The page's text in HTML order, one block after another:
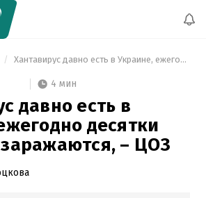
Хантавирус давно есть в Украине, ежегодно десятки людей им заражаются, – ЦОЗ
4 мин
давно есть в
десятки
– ЦОЗ